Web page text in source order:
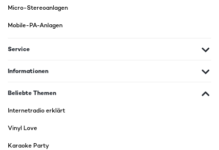
Micro-Stereoanlagen
Mobile-PA-Anlagen
Service
Informationen
Beliebte Themen
Internetradio erklärt
Vinyl Love
Karaoke Party